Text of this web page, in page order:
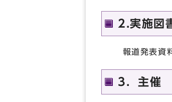
2.実施図
報道発表資
3．主催